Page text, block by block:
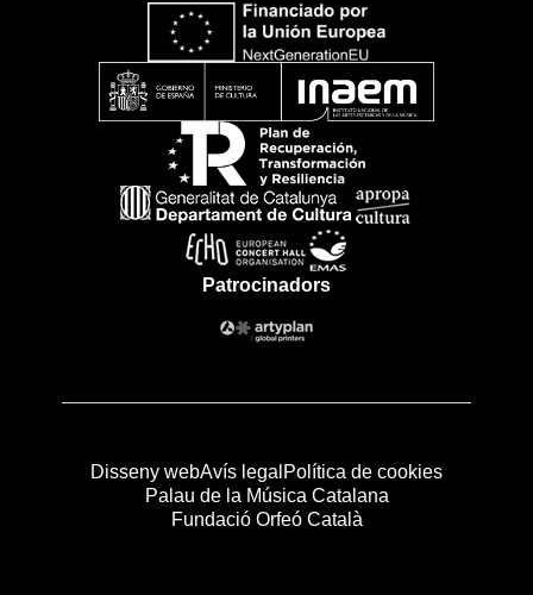
Patrocinadors
Disseny webAvís legal Política de cookies
Palau de la Música Catalana
Fundació Orfeó Català